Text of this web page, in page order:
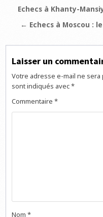
Navigation
Echecs à Khanty-
← Echecs à Moscou :
Laisser un
Votre adresse e-mail ne sera
sont indiqués avec*
Commentaire*
Nom*